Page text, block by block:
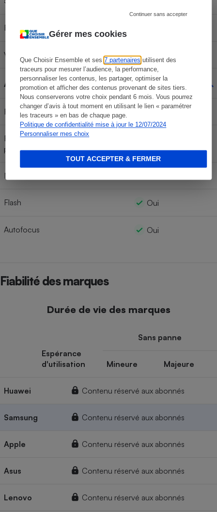
Gérer mes cookies
Que Choisir Ensemble et ses7 partenaires utilisent des
traceurs pour mesurer l’audience, la performance,
personnaliser les contenus, les partager, optimiser la
promotion et afficher des contenus provenant de sites tiers.
Nous conserverons votre choix pendant 6 mois. Vous pourrez
changer d’avis à tout moment en utilisant le lien « paramétrer
les traceurs » en bas de chaque page.
Politique de confidentialité mise à jour le 12/07/2024
Personnaliser mes choix
Continuer sans accepter
TOUT ACCEPTER & FERMER
Bluetooth
Version Bluetooth 5.3
Appareil photo
Résolution appareil photo avant 12 Mpixels
Résolution appareil photo arrière
principal
Nombre de caméra arrière
Flash Oui
Autofocus Oui
Fiabilité des marques
Durée de vie des marques
Espérance
d'utilisation
Sans panne
Mineure Majeure
Huawei Contenu réservé aux abonnés
Samsung Contenu réservé aux abonnés
Apple Contenu réservé aux abonnés
Asus Contenu réservé aux abonnés
Lenovo Contenu réservé aux abonnés